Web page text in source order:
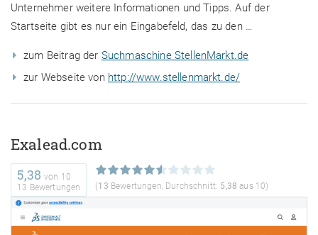
Unternehmer weitere Informationen und Tipps. Auf der
Startseite gibt es nur ein Eingabefeld, das zu den …
zum Beitrag der Suchmaschine StellenMarkt.de
zur Webseite von http://www.stellenmarkt.de/
Exalead.com
5,38 von 10
13 Bewertungen
(13 Bewertungen, Durchschnitt: 5,38 aus 10)